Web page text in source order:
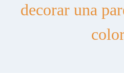
decorar una